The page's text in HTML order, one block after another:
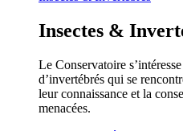
Insectes &
Le Conservatoire
d’invertébrés qui se
leur connaissance et la
menacées.